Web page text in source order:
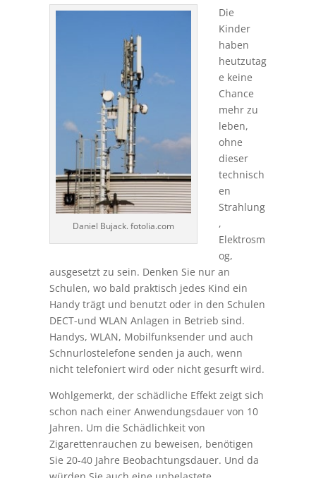
Daniel Bujack. fotolia.com
Die
Kinder
haben
heutzutag
e keine
Chance
mehr zu
leben,
ohne
dieser
technisch
en
Strahlung
,
Elektrosm
og,
ausgesetzt zu sein. Denken Sie nur an
Schulen, wo bald praktisch jedes Kind ein
Handy trägt und benutzt oder in den Schulen
DECT-und WLAN Anlagen in Betrieb sind.
Handys, WLAN, Mobilfunksender und auch
Schnurlostelefone senden ja auch, wenn
nicht telefoniert wird oder nicht gesurft wird.
Wohlgemerkt, der schädliche Effekt zeigt sich
schon nach einer Anwendungsdauer von 10
Jahren. Um die Schädlichkeit von
Zigarettenrauchen zu beweisen, benötigen
Sie 20-40 Jahre Beobachtungsdauer. Und da